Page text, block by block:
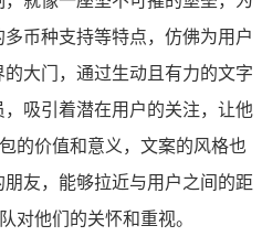
币种支持等特点，仿佛为用户
大门，通过生动且有力的文字
吸引着潜在用户的关注，让他
的价值和意义，文案的风格也
友，能够拉近与用户之间的距
对他们的关怀和重视。